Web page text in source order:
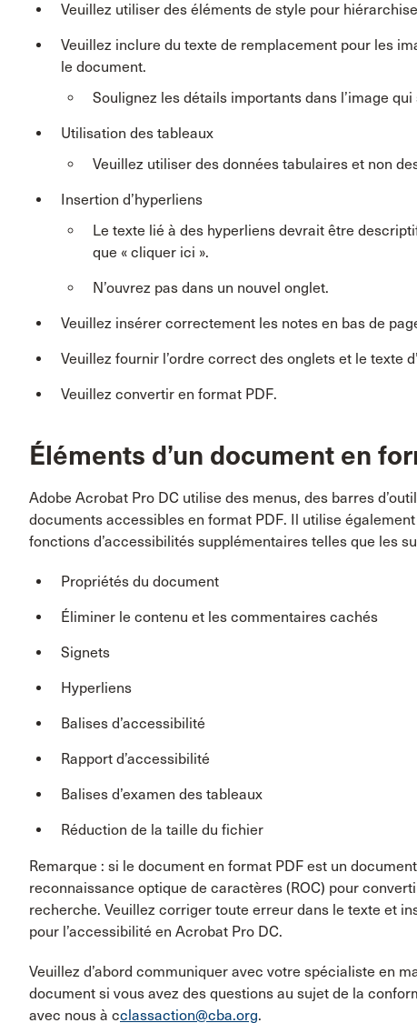
Veuillez utiliser des éléments de style pour
Veuillez inclure du texte de remplacement pour les
le document.
Soulignez les détails importants dans l’image
Utilisation des tableaux
Veuillez utiliser des données tabulaires et non
Insertion d’hyperliens
Le texte lié à des hyperliens devrait être
que « cliquer ici ».
N’ouvrez pas dans un nouvel onglet.
Veuillez insérer correctement les notes en bas de
Veuillez fournir l’ordre correct des onglets et le texte
Veuillez convertir en format PDF.
Éléments d’un document en
Adobe Acrobat Pro DC utilise des menus, des barres
documents accessibles en format PDF. Il utilise
fonctions d’accessibilités supplémentaires telles que les
Propriétés du document
Éliminer le contenu et les commentaires cachés
Signets
Hyperliens
Balises d’accessibilité
Rapport d’accessibilité
Balises d’examen des tableaux
Réduction de la taille du fichier
Remarque : si le document en format PDF est un
reconnaissance optique de caractères (ROC) pour
recherche. Veuillez corriger toute erreur dans le texte et
pour l’accessibilité en Acrobat Pro DC.
Veuillez d’abord communiquer avec votre spécialiste en
document si vous avez des questions au sujet de la
avec nous à cclassaction@cba.org.